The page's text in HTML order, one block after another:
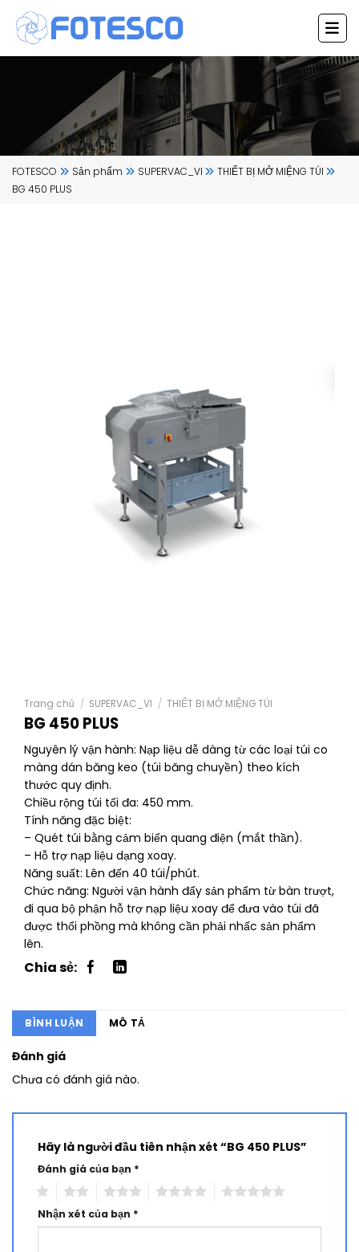
Chuyển
đến
dung
FOTESCO Sản phẩm SUPERVAC_VI
THIẾT BỊ MỞ MIỆNG TÚI
BG 450 PLUS
Trang chủ / SUPERVAC_VI / THIẾT BỊ MỞ MIỆNG TÚI
BG 450 PLUS
Nguyên lý vận hành: Nạp liệu dễ dàng từ các loại túi co
màng dán băng keo (túi băng chuyền) theo kích
thước quy định.
Chiều rộng túi tối đa: 450 mm.
Tính năng đặc biệt:
– Quét túi bằng cảm biến quang điện (mắt thần).
– Hỗ trợ nạp liệu dạng xoay.
Năng suất: Lên đến 40 túi/phút.
Chức năng: Người vận hành đẩy sản phẩm từ bàn trượt,
đi qua bộ phận hỗ trợ nạp liệu xoay để đưa vào túi đã
được thổi phồng mà không cần phải nhấc sản phẩm
lên.
BÌNH LUẬN MÔ TẢ
Đánh giá
Chưa có đánh giá nào.
Hãy là người đầu tiên nhận xét “BG 450 PLUS”
Đánh giá của bạn *
Nhận xét của bạn *